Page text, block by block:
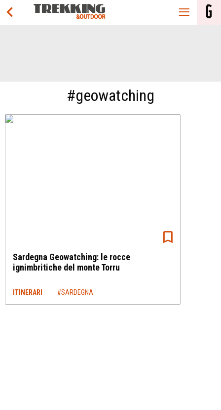
#geowatching
Sardegna Geowatching: le rocce
ignimbritiche del monte Torru
ITINERARI #SARDEGNA